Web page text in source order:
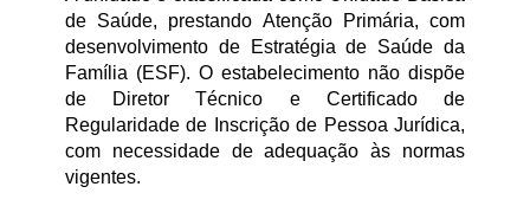
de Saúde, prestando Atenção Primária, com
desenvolvimento de Estratégia de Saúde da
Família (ESF). O estabelecimento não dispõe
de Diretor Técnico e Certificado de
Regularidade de Inscrição de Pessoa Jurídica,
com necessidade de adequação às normas
vigentes.